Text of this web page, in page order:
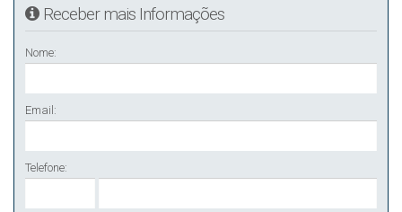
Receber mais Informações
Nome:
Email:
Telefone: